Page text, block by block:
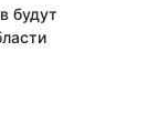
будут